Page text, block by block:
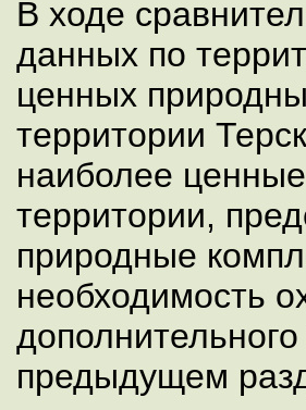
В ходе
данных по
ценных
территории
наиболее
территории,
природные
необходимость
предыдущем